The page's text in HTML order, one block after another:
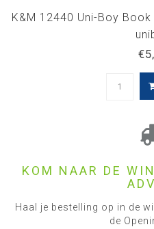
K&M 12440 Uni-Boy
KOM NAAR DE
Haal je bestelling op in de
de